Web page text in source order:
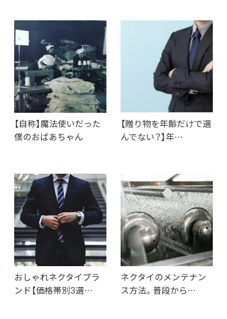
【自称】魔法使いだった
僕のおばあちゃん
【贈り物を年齢だけで選
んでない？】年…
おしゃれネクタイブラ
ンド【価格帯別3選…
ネクタイのメンテナン
ス方法。普段から…